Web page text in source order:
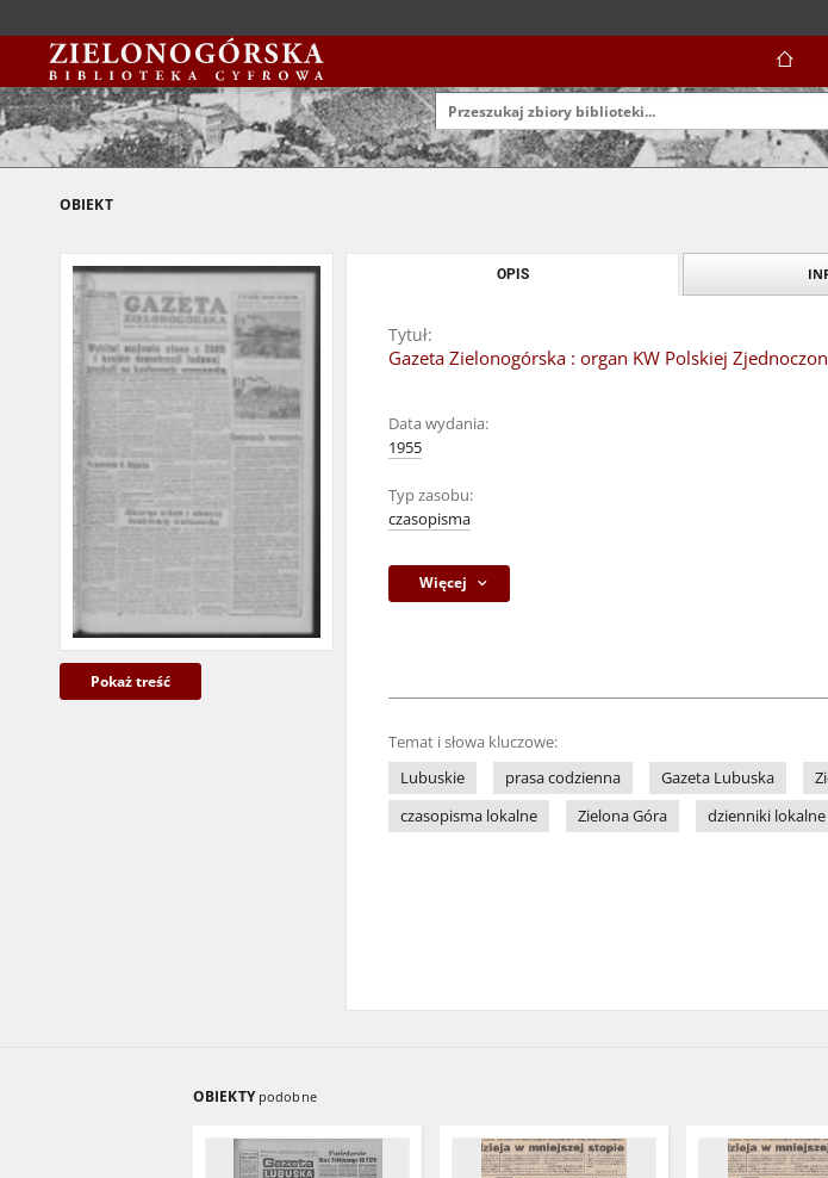
OBIEKT
Pokaż treść
OPIS
Tytuł:
Gazeta Zielonogórska : organ KW Polskiej
Data wydania:
1955
Typ zasobu:
czasopisma
Więcej
Temat i słowa kluczowe:
Lubuskie
prasa codzienna Gazeta Lubuska
czasopisma lokalne
Zielona Góra dzienniki lokalne
OBIEKTY podobne